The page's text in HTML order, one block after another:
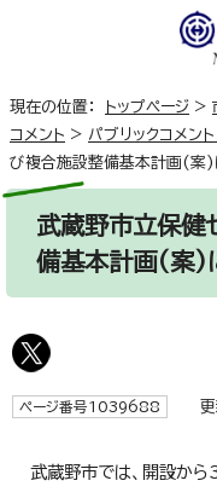
現在の位置： トップページ >
コメント > パブリックコメン
び複合施設整備基本計画(案)
武蔵野市立保健
備基本計画(案)
ページ番号1039688 更
武蔵野市では、開設から